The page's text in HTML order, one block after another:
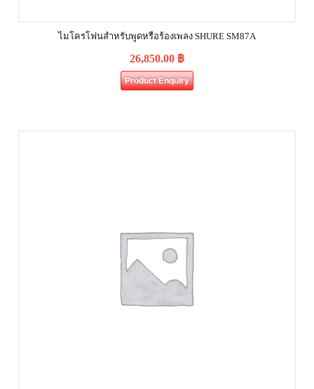
ไมโครโฟนสำหรับพูดหรือร้องเพลง SHURE SM87A
26,850.00 ฿
Product Enquiry